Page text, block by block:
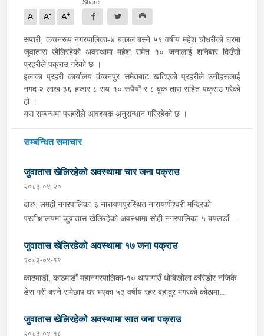
A A- A+
Share
सप्तरी, कंचनरूप नगरपालिका-४ बकाल बस्ने ५९ वर्षीय महेश चौधरीको घरमा
जुवातास खेलिरहेको अवस्थामा महेश समेत १० जनालाई शनिबार दिउँसो
प्रहरीले पक्राउ गरेको छ ।
इलाका प्रहरी कार्यालय कंचनपुर समेतबाट खटिएको प्रहरीले उनीहरूलाई
नगद २ लाख ३६ हजार ८ सय १० रूपैयाँ र ८ बुक तास सहित पक्राउ गरेको
हो ।
यस सम्बन्धमा प्रहरीले आवश्यक अनुसन्धान गरिरहेको छ ।
सम्बन्धित समाचार
जुवातास खेलिरहेको अवस्थामा चार जना पक्राउ
२०८३-०४-२०
दाङ, लमही नगरपालिका-३ नारायणपुरस्थित नारायणीश्वरी मन्दिरको
प्रतीक्षालयमा जुवातास खेलिरहेको अवस्थामा सोही नगरपालिका-५ बयलडाँडा
पक्राउ गरेको छ । अस्थायी प्रहरी पोष्ट नर्तीबाट खटिएको प्रहरीले
उनीहरूलाई नगद ८९ हजार २३ रूपैयाँ सहित पक्राउ गरेको हो । यस
सम्बन्धमा प्रहरीले आवश्यक अनुसन्धान गरिरहेको छ ।
जुवातास खेलिरहेको अवस्थामा १७ जना पक्राउ
२०८३-०४-१९
काठमाडौं, काठमाडौं महानगरपालिका-१० थापागाउँ धोबिखोला करिडोर नजिकै
डेरा गरी बस्ने रामेछाप घर भएका ५३ वर्षीय रहर बहादुर मगरको कोठामा
प्रहरीले पक्राउ गरेको छ । प्रहरी वृत्त नयाँबानेश्वरबाट खटिएको प्रहरीले
उनीहरूलाई नगद २ लाख २३ हजार रूपैयाँ र २ बुक तास सहित पक्राउ गरेको
जुवातास खेलिरहेको अवस्थामा सात जना पक्राउ
२०८३-०४-१८